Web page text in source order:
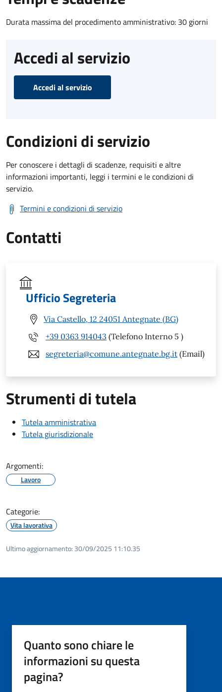
Durata massima del procedimento amministrativo: 30 giorni
Accedi al servizio
Accedi al servizio
Condizioni di servizio
Per conoscere i dettagli di scadenze, requisiti e altre
informazioni importanti, leggi i termini e le condizioni di
servizio.
Termini e condizioni di servizio
Contatti
Ufficio Segreteria
Via Castello, 12 24051 Antegnate (BG)
+39 0363 914043 (Telefono Interno 5 )
segreteria@comune.antegnate.bg.it (Email)
Strumenti di tutela
Tutela amministrativa
Tutela giurisdizionale
Argomenti:
Lavoro
Categorie:
Vita lavorativa
Ultimo aggiornamento: 30/09/2025 11:10.35
Quanto sono chiare le
informazioni su questa
pagina?